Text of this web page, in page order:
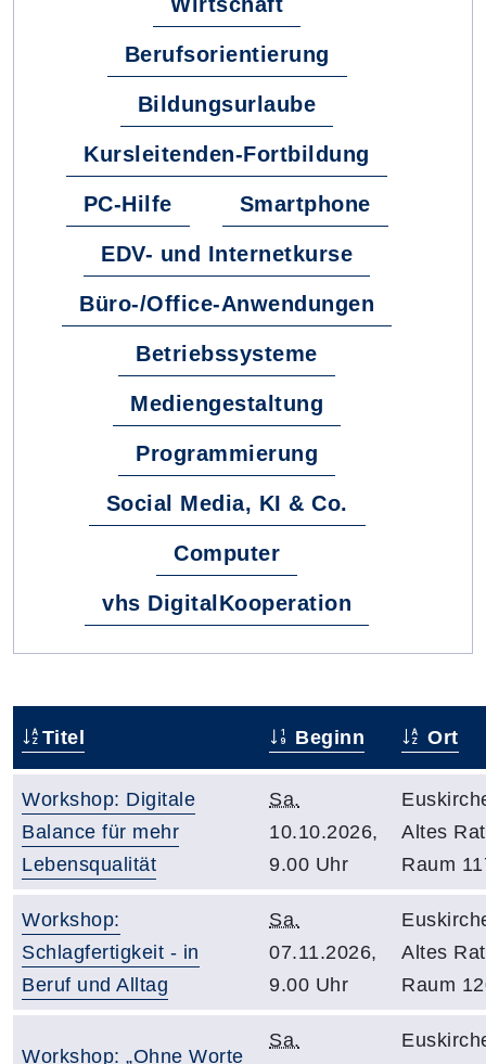
Berufsorientierung
Bildungsurlaube
Kursleitenden-Fortbildung
PC-Hilfe Smartphone
EDV- und Internetkurse
Büro-/Office-Anwendungen
Betriebssysteme
Mediengestaltung
Programmierung
Social Media, KI & Co.
Computer
vhs DigitalKooperation
Titel Beginn Ort
Workshop: Digitale
Balance für mehr
Lebensqualität
Sa.
10.10.2026,
9.00 Uhr
Altes
Raum
Workshop:
Schlagfertigkeit - in
Beruf und Alltag
Sa.
07.11.2026,
9.00 Uhr
Altes
Raum
Workshop: „Ohne Worte
Sa.